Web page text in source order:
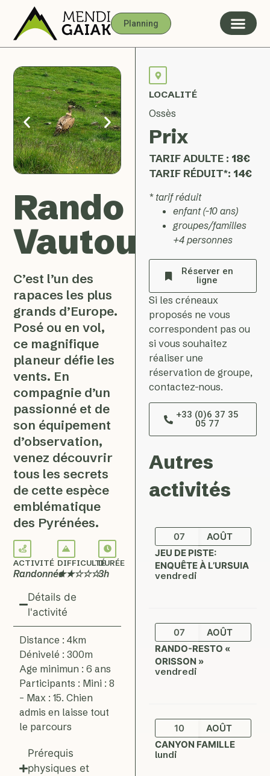
Planning
Rando
Vautours
C’est l’un des
rapaces les plus
grands d’Europe.
Posé ou en vol,
ce magnifique
planeur défie les
vents. En
compagnie d’un
passionné et de
son équipement
d’observation,
venez découvrir
tous les secrets
de cette espèce
emblématique
des Pyrénées.
ACTIVITÉ
Randonnée
DIFFICULTÉ
★★☆☆☆
DURÉE
3h
Détails de
l'activité
Distance : 4km
Dénivelé : 300m
Age minimun : 6 ans
Participants : Mini : 8
– Max : 15. Chien
admis en laisse tout
le parcours
Prérequis
physiques et
LOCALITÉ
Ossès
Prix
TARIF ADULTE : 18€
TARIF RÉDUIT*: 14€
* tarif réduit
enfant (-10 ans)
groupes/familles
+4 personnes
Réserver en
ligne
Si les créneaux
proposés ne vous
correspondent pas ou
si vous souhaitez
réaliser une
réservation de groupe,
contactez-nous.
+33 (0)6 37 35
05 77
Autres
activités
07
AOÛT
JEU DE PISTE:
ENQUÊTE À L’URSUIA
vendredi
07
AOÛT
RANDO-RESTO «
ORISSON »
vendredi
10
AOÛT
CANYON FAMILLE
lundi